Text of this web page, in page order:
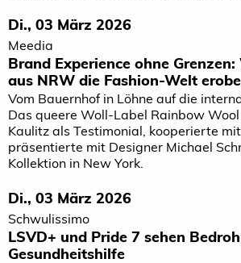
Di., 03 März 2026
Meedia
Brand Experience ohne
aus NRW die Fashion-Welt
Vom Bauernhof in Löhne auf die
Das queere Woll-Label Rainbow
Kaulitz als Testimonial, kooperierte
präsentierte mit Designer Michael
Kollektion in New York.
Di., 03 März 2026
Schwulissimo
LSVD+ und Pride 7 sehen
Gesundheitshilfe